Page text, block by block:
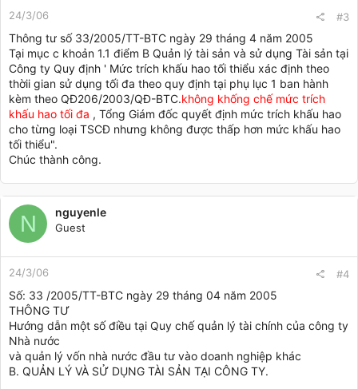
24/3/06 #3
Thông tư số 33/2005/TT-BTC ngày 29 tháng 4 năm 2005
Tại mục c khoản 1.1 điểm B Quản lý tài sản và sử dụng Tài sản tại
Công ty Quy định ' Mức trích khấu hao tối thiểu xác định theo
thờii gian sử dụng tối đa theo quy định tại phụ lục 1 ban hành
kèm theo QĐ206/2003/QĐ-BTC.không khống chế mức trích
khấu hao tối đa , Tổng Giám đốc quyết định mức trích khấu hao
cho từng loại TSCĐ nhưng không được thấp hơn mức khấu hao
tối thiểu".
Chúc thành công.
N nguyenle
Guest
24/3/06 #4
Số: 33 /2005/TT-BTC ngày 29 tháng 04 năm 2005
THÔNG TƯ
Hướng dẫn một số điều tại Quy chế quản lý tài chính của công ty
Nhà nước
và quản lý vốn nhà nước đầu tư vào doanh nghiệp khác
B. QUẢN LÝ VÀ SỬ DỤNG TÀI SẢN TẠI CÔNG TY.